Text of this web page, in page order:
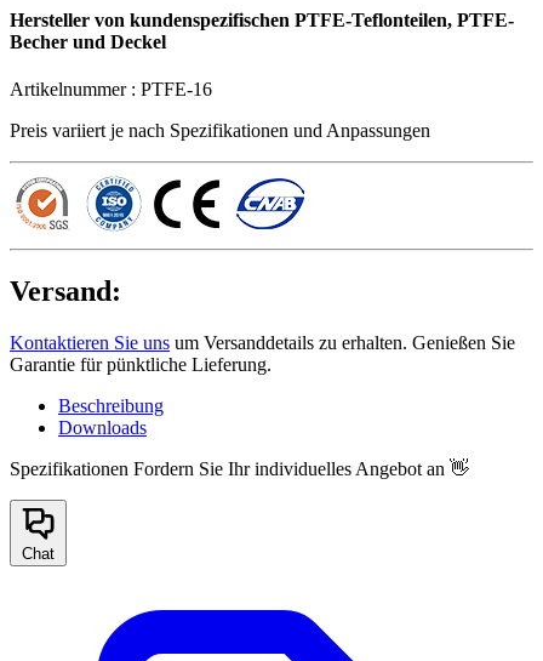
Hersteller von kundenspezifischen PTFE-Teflonteilen, PTFE-
Becher und Deckel
Artikelnummer : PTFE-16
Preis variiert je nach Spezifikationen und Anpassungen
Versand:
Kontaktieren Sie uns um Versanddetails zu erhalten. Genießen Sie
Garantie für pünktliche Lieferung.
Beschreibung
Downloads
Spezifikationen Fordern Sie Ihr individuelles Angebot an 👋
Chat